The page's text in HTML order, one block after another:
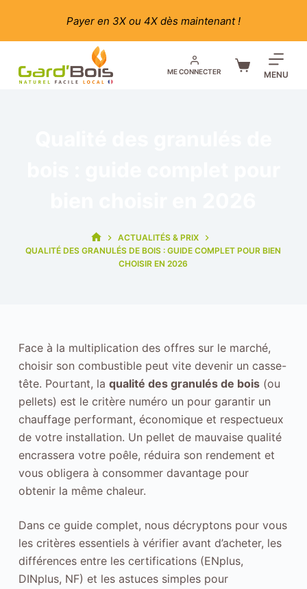
contenu
Payer en 3X ou 4X dès maintenant !
ME CONNECTER
PanierMENU
ACCUEIL
ACTUALITÉS & PRIX
QUALITÉ DES GRANULÉS DE BOIS : GUIDE COMPLET POUR BIEN
CHOISIR EN 2026
Face à la multiplication des offres sur le marché,
choisir son combustible peut vite devenir un casse-
tête. Pourtant, la qualité des granulés de bois(ou
pellets) est le critère numéro un pour garantir un
chauffage performant, économique et respectueux
de votre installation. Un pellet de mauvaise qualité
encrassera votre poêle, réduira son rendement et
vous obligera à consommer davantage pour
obtenir la même chaleur.
Dans ce guide complet, nous décryptons pour vous
les critères essentiels à vérifier avant d’acheter, les
différences entre les certifications (ENplus,
DINplus, NF) et les astuces simples pour